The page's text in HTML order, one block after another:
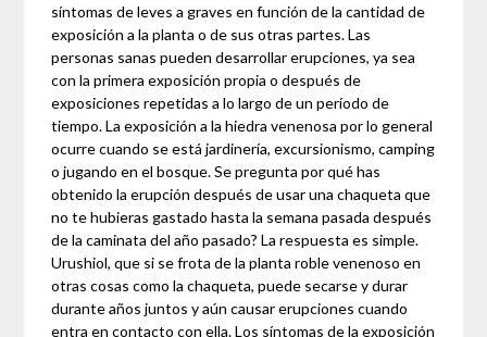
síntomas de leves a graves en función de la cantidad de
exposición a la planta o de sus otras partes. Las
personas sanas pueden desarrollar erupciones, ya sea
con la primera exposición propia o después de
exposiciones repetidas a lo largo de un período de
tiempo. La exposición a la hiedra venenosa por lo general
ocurre cuando se está jardinería, excursionismo, camping
o jugando en el bosque. Se pregunta por qué has
obtenido la erupción después de usar una chaqueta que
no te hubieras gastado hasta la semana pasada después
de la caminata del año pasado? La respuesta es simple.
Urushiol, que si se frota de la planta roble venenoso en
otras cosas como la chaqueta, puede secarse y durar
durante años juntos y aún causar erupciones cuando
entra en contacto con ella. Los síntomas de la exposición